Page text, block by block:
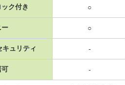
ク付き ○
ー ○
キュリティ -
可 -